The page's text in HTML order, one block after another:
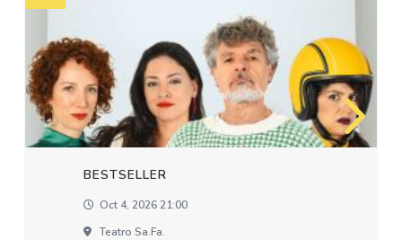
BESTSELLER
Oct 4, 2026 21:00
Teatro Sa.fa.